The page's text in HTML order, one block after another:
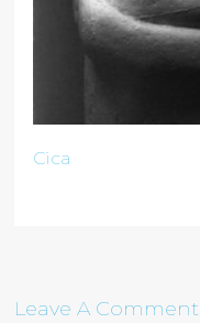
Cica
Leave A Comment